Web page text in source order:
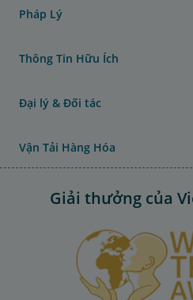
Pháp Lý
Thông Tin Hữu Ích
Đại lý & Đối tác
Vận Tải Hàng Hóa
Giải thưởng của